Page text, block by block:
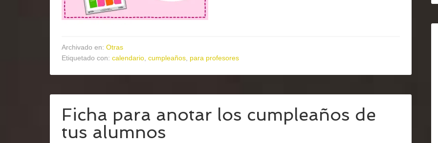
Archivado en: Otras
Etiquetado con: calendario cumpleaños para profesores
Ficha para anotar los cumpleaños de
tus alumnos